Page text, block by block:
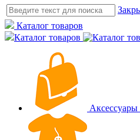
Каталог товаров
Каталог товаров